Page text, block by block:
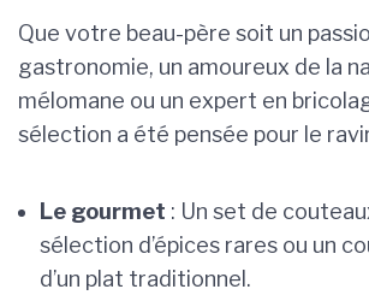
Que votre beau-père soit un
gastronomie, un amoureux de la
mélomane ou un expert en
sélection a été pensée pour le
Le gourmet : Un set de
sélection d’épices rares ou un
d’un plat traditionnel.